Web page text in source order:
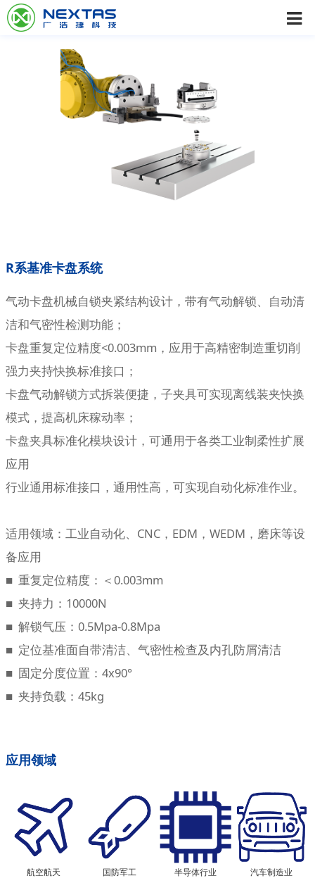
R系基准卡盘系统
气动卡盘机械自锁夹紧结构设计，带有气动解锁、自动清
洁和气密性检测功能；
卡盘重复定位精度<0.003mm，应用于高精密制造重切削
强力夹持快换标准接口；
卡盘气动解锁方式拆装便捷，子夹具可实现离线装夹快换
模式，提高机床稼动率；
卡盘夹具标准化模块设计，可通用于各类工业制柔性扩展
应用
行业通用标准接口，通用性高，可实现自动化标准作业。
适用领域：工业自动化、CNC，EDM，WEDM，磨床等设
备应用
■ 重复定位精度：＜0.003mm
■ 夹持力：10000N
■ 解锁气压：0.5Mpa-0.8Mpa
■ 定位基准面自带清洁、气密性检查及内孔防屑清洁
■ 固定分度位置：4x90°
■ 夹持负载：45kg
应用领域
航空航天 国防军工 半导体行业 汽车制造业